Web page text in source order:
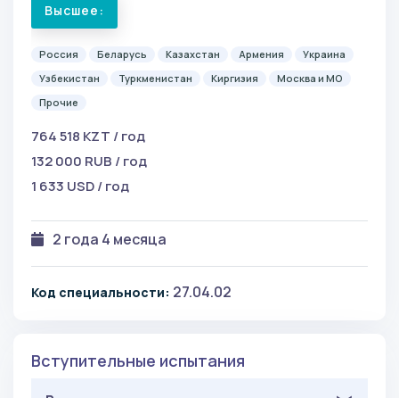
Высшее:
Россия Беларусь Казахстан Армения
Украина
Узбекистан
Туркменистан Киргизия
Москва и МО
Прочие
764 518 KZT / год
132 000 RUB / год
1 633 USD / год
2 года 4 месяца
Код специальности: 27.04.02
Вступительные испытания